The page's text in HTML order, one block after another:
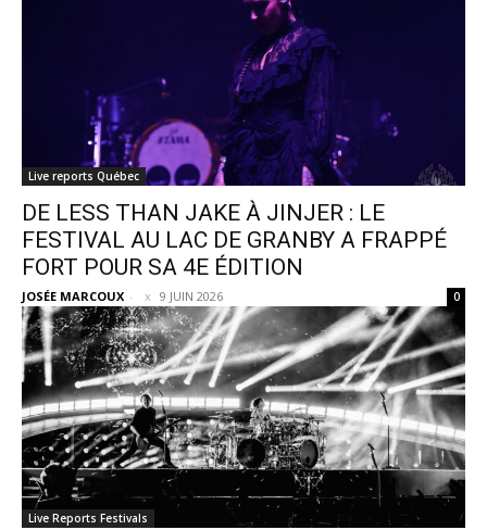
Live reports Québec
DE LESS THAN JAKE À JINJER : LE
FESTIVAL AU LAC DE GRANBY A FRAPPÉ
FORT POUR SA 4E ÉDITION
JOSÉE MARCOUX - 9 JUIN 2026 0
Live Reports Festivals